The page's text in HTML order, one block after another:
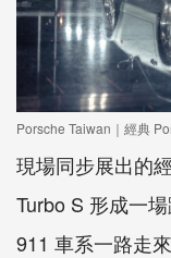
Porsche Taiwan｜經典
現場同步展出的
Turbo S 形成一
911 車系一路走